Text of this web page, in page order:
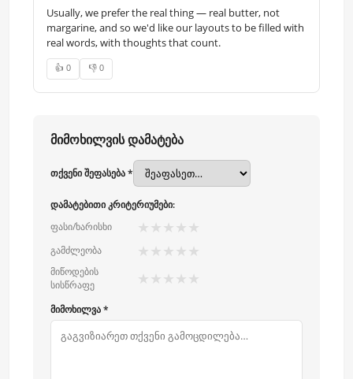
Usually, we prefer the real thing — real butter, not
margarine, and so we'd like our layouts to be filled with
real words, with thoughts that count.
👍 0 👎 0
მიმოხილვის დამატება
თქვენი შეფასება *
დამატებითი კრიტერიუმები:
ფასი/ხარისხი
★ ★ ★ ★ ★
გამძლეობა ★ ★ ★ ★ ★
მიწოდების
სისწრაფე
★ ★ ★ ★ ★
მიმოხილვა *